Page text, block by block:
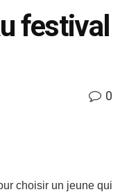
festival
0
choisir un jeune qui